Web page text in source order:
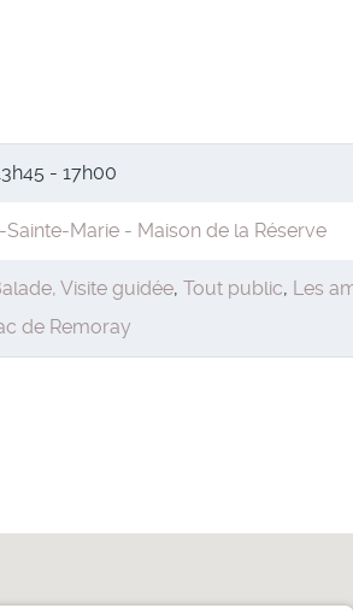
- 17h00
Marie - Maison de la Réserve
Visite guidée, Tout public, Les
de Remoray